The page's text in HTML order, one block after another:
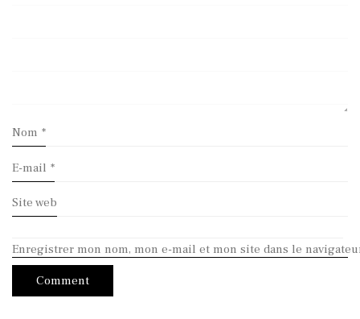
Nom *
E-mail *
Site web
Enregistrer mon nom, mon e-mail et mon site dans le